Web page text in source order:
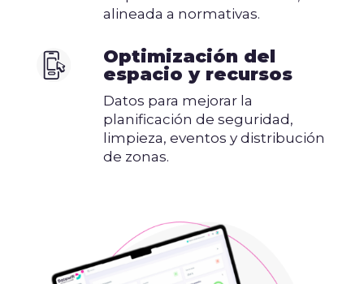
alineada a normativas.
Optimización del
espacio y recursos
Datos para mejorar la
planificación de seguridad,
limpieza, eventos y distribución
de zonas.